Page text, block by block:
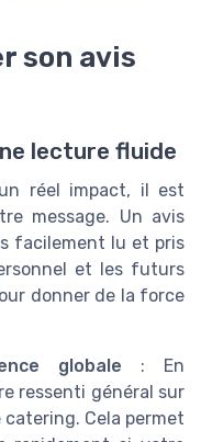
son avis
lecture fluide
réel impact, il est
message. Un avis
facilement lu et pris
et les futurs
donner de la force
globale : En
ressenti général sur
catering. Cela permet